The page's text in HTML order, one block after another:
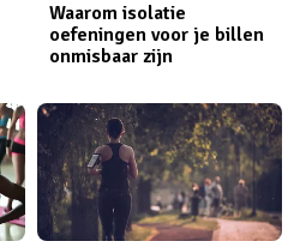
Waarom isolatie
oefeningen voor je billen
onmisbaar zijn